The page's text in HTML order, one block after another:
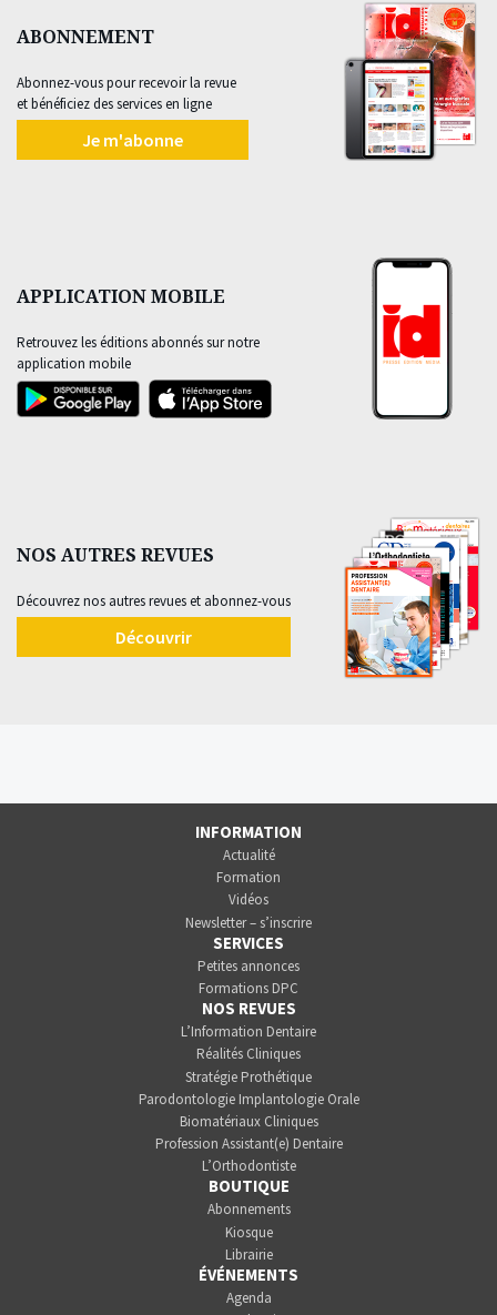
ABONNEMENT
Abonnez-vous pour recevoir la revue
et bénéficiez des services en ligne
Je m'abonne
APPLICATION MOBILE
Retrouvez les éditions abonnés sur notre
application mobile
NOS AUTRES REVUES
Découvrez nos autres revues et abonnez-vous
Découvrir
INFORMATION
Actualité
Formation
Vidéos
Newsletter – s’inscrire
SERVICES
Petites annonces
Formations DPC
NOS REVUES
L’Information Dentaire
Réalités Cliniques
Stratégie Prothétique
Parodontologie Implantologie Orale
Biomatériaux Cliniques
Profession Assistant(e) Dentaire
L’Orthodontiste
BOUTIQUE
Abonnements
Kiosque
Librairie
ÉVÉNEMENTS
Agenda